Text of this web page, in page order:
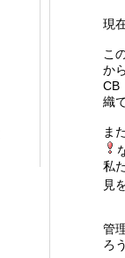
現
こ
か
CB
織
ま
私
見
管
ろ